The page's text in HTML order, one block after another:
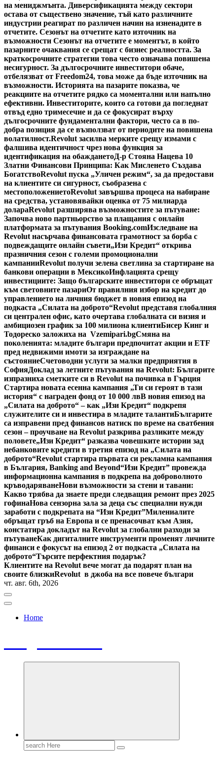
на мениджмънта. Диверсификацията между сектори
остава от съществено значение, тъй като различните
индустрии реагират по различен начин на изненадите в
отчетите. Сезонът на отчетите като източник на
възможности Сезонът на отчетите е моментът, в който
пазарните очаквания се срещат с бизнес реалността. За
краткосрочните стратегии това често означава повишена
несигурност. За дългосрочните инвеститори обаче,
отбелязват от Freedom24, това може да бъде източник на
възможности. Историята на пазарите показва, че
реакциите на отчетите рядко са моментални или напълно
ефективни. Инвеститорите, които са готови да погледнат
отвъд едно тримесечие и да се фокусират върху
дългосрочните фундаментални фактори, често са в по-
добра позиция да се възползват от периодите на повишена
волатилност.Revolut засилва мерките срещу измами с
фалшива идентичност чрез нова функция за
идентификация на обажданетоД-р Стояна Нацева 10
Златни Финансови Принципа: Как Мисленето Създава
БогатствоRevolut пуска „Уличен режим“, за да предостави
на клиентите си сигурност, съобразена с
местоположениетоRevolut завършва процеса на набиране
на средства, установявайки оценка от 75 милиарда
долараRevolut разширява възможностите за пътуване:
Започва ново партньорство за плащания с онлайн
платформата за пътувания Booking.comИзследване на
Revolut насърчава финансовата грамотност за борба с
подвеждащите онлайн съвети„Изи Кредит“ открива
празничния сезон с големи промоционални
кампанииRevolut получи зелена светлина за стартиране на
банкови операции в МексикоИнфлацията срещу
инвестициите: Защо българските инвеститори се обръщат
към световните пазариОт правилния избор на кредит до
управлението на личния бюджет в новия епизод на
подкаста „Силата на доброто“Revolut представя глобалния
си централен офис, като очертава глобалната си визия и
амбициозен график за 100 милиона клиентиБисер Кинг и
Тодореско заложиха на Vzemipari.bgСмяна на
поколенията: младите българи предпочитат акции и ETF
пред недвижими имоти за изграждане на
състояниеСчетоводни услуги за малки предприятия в
СофияДоклад за летните пътувания на Revolut: Българите
изпразниха сметките си в Revolut на почивка в Гърция
Стартира новата есенна кампания „Ти си героят в тази
история“ с награден фонд от 10 000 лвВ новия епизод на
„Силата на доброто“ – как „Изи Кредит“ подкрепя
служителите си и инвестира в младите талантиБългарите
са изправени пред финансов натиск по време на сватбения
сезон – проучване на Revolut разкрива разликите между
половете„Изи Кредит“ разказва човешките истории зад
небанковите кредити в третия епизод на „Силата на
доброто“Revolut стартира първата си рекламна кампания
в България, Banking and Beyond“Изи Кредит” провежда
информационна кампания в подкрепа на доброволното
кръводаряванеНови възможности за стени и тавани:
Какво трябва да знаете преди следващия ремонт през 2025
гофинаНова сензорна зала за деца със специални нужди
заработи с подкрепата на “Изи Кредит”Милениалите
обръщат гръб на Европа и се пренасочват към Азия,
констатира докладът на Revolut за глобални разходи за
пътуванеКак дигиталните инструменти променят личните
финанси е фокусът на епизод 2 от подкаста „Силата на
доброто“Търсите перфектния подарък?
Клиентите на Revolut вече могат да подарят план на
своите близкиRevolut в джоба на все повече българи
чт. авг. 6th, 2026
Home
Search
for: